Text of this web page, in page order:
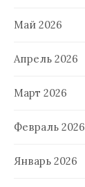
Май 2026
Апрель 2026
Март 2026
Февраль 2026
Январь 2026